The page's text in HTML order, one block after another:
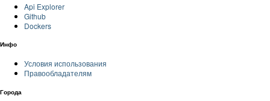
Api Explorer
Github
Dockers
Инфо
Условия использования
Правообладателям
Города